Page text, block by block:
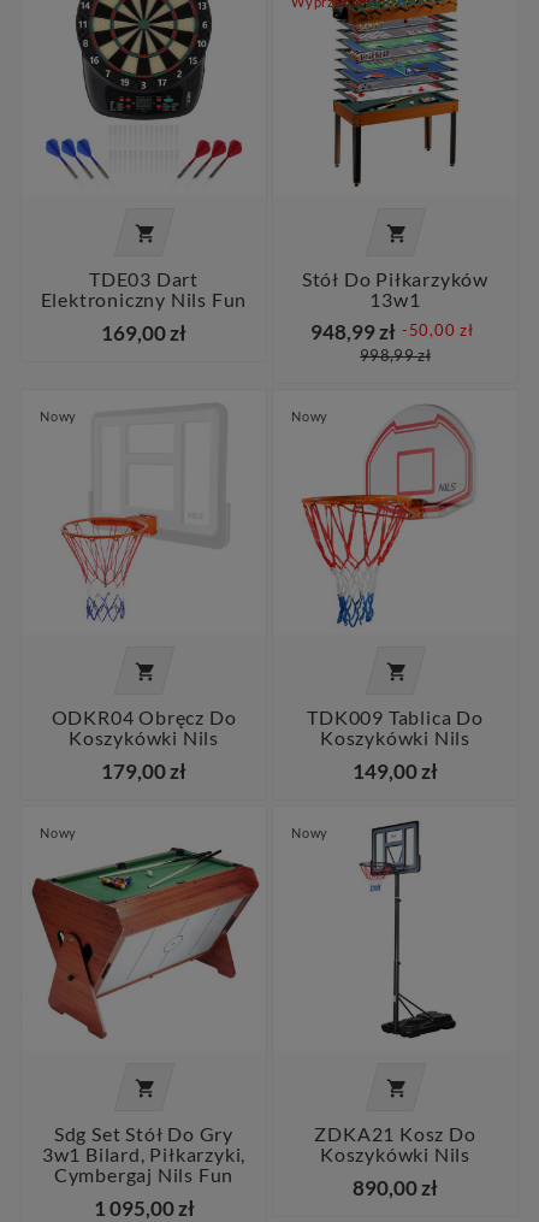

TDE03 Dart
Elektroniczny Nils Fun
169,00 zł

Stół Do Piłkarzyków
13w1
948,99 zł -50,00 zł
998,99 zł
Nowy

ODKR04 Obręcz Do
Koszykówki Nils
179,00 zł
Nowy

TDK009 Tablica Do
Koszykówki Nils
149,00 zł
Nowy

Sdg Set Stół Do Gry
3w1 Bilard, Piłkarzyki,
Cymbergaj Nils Fun
1 095,00 zł
Nowy

ZDKA21 Kosz Do
Koszykówki Nils
890,00 zł